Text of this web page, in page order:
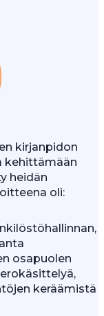
kirjanpidon
kehittämään
heidän
oli:
osapuolen
keräämistä